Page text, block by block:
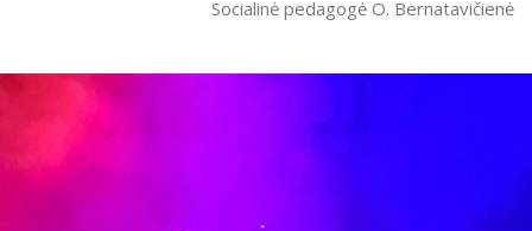
Socialinė pedagogė O. Bernatavičienė